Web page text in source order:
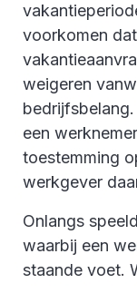
voorkomen
weigeren
een
toestemming
werkgever
Onlangs
waarbij een
staande voet.